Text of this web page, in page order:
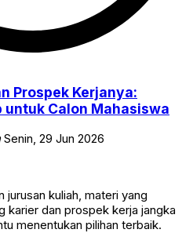
Prospek Kerjanya:
untuk Calon Mahasiswa
Senin, 29 Jun 2026
jurusan kuliah, materi yang
karier dan prospek kerja jangka
menentukan pilihan terbaik.